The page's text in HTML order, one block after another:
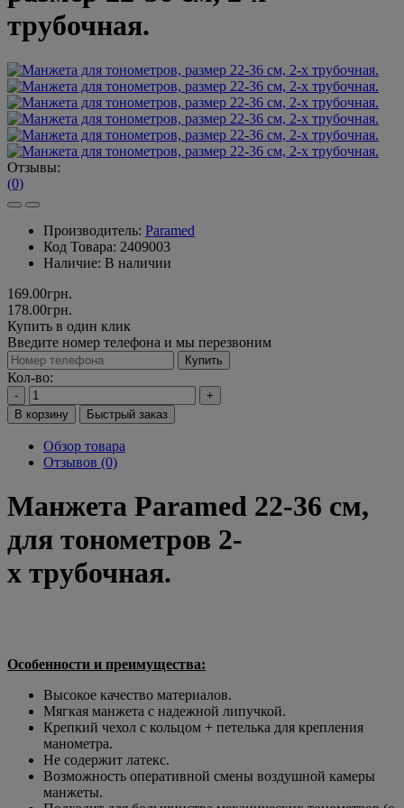
трубочная.
Отзывы:
(0)
Производитель: Paramed
Код Товара: 2409003
Наличие: В наличии
169.00грн.
178.00грн.
Купить в один клик
Введите номер телефона и мы перезвоним
Купить
Кол-во:
-
+
В корзину
Быстрый заказ
Обзор товара
Отзывов (0)
Манжета Paramed 22-36 см,
для тонометров 2-
х трубочная.
Особенности и преимущества:
Высокое качество материалов.
Мягкая манжета с надежной липучкой.
Крепкий чехол с кольцом + петелька для крепления
манометра.
Не содержит латекс.
Возможность оперативной смены воздушной камеры
манжеты.